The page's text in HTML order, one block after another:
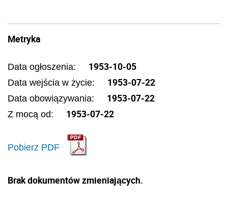
Metryka
Data ogłoszenia: 1953-10-05
Data wejścia w życie: 1953-07-22
Data obowiązywania: 1953-07-22
Z mocą od: 1953-07-22
Pobierz PDF
Brak dokumentów zmieniających.